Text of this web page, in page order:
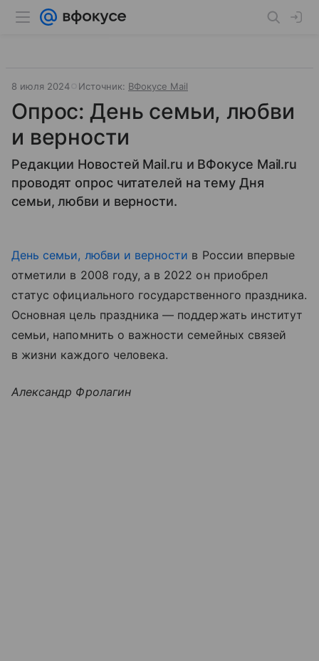
8 июля 2024 Источник: ВФокусе Mail
Опрос: День семьи, любви
и верности
Редакции Новостей Mail.ru и ВФокусе Mail.ru
проводят опрос читателей на тему Дня
семьи, любви и верности.
День семьи, любви и верности в России впервые
отметили в 2008 году, а в 2022 он приобрел
статус официального государственного праздника.
Основная цель праздника — поддержать институт
семьи, напомнить о важности семейных связей
в жизни каждого человека.
Александр Фролагин